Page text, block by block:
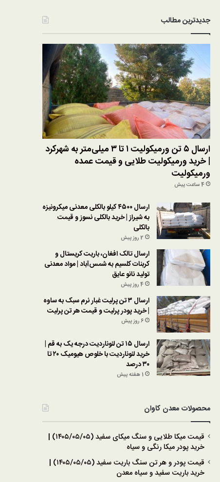
جدیدترین مطالب
ارسال ۵ تن ورمیکولیت ۱ تا ۳ میلی‌متر به شهرکرد
| خرید ورمیکولیت طلایی و قیمت عمده
ورمیکولیت
4 ساعت پیش
ارسال ۴۵۰۰ کیلو بالکلی معدنی میکرونیزه
به شیراز | خرید بالکلی نسوز و قیمت
بالکلی
2 روز پیش
ارسال تالک افغان، باریت کریستال و
کربنات کلسیم به شمس‌آباد | مواد معدنی
تولید نانو عایق
4 روز پیش
ارسال ۳ تن پرلیت غبار نرم سبک به ساوه
| خرید پودر پرلیت و قیمت هر تن پرلیت
6 روز پیش
ارسال ۱۵ تن لئوناردیت درجه یک به قم |
خرید لئوناردیت با خلوص هیومیک ۲۰ تا
۳۰ درصد
1 هفته پیش
محصولات معدن کاوان
قیمت میکا طلایی و سنگ میکای سفید (۱۴۰۵/۰۵/۰۵) |
خرید پودر میکا رنگی و سیاه
قیمت پودر و هر تن سنگ باریت سفید (۱۴۰۵/۰۵/۰۵) |
خرید باریت سفید و سیاه معدن